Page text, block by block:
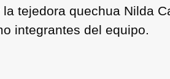
tejedora quechua Nilda
integrantes del equipo.